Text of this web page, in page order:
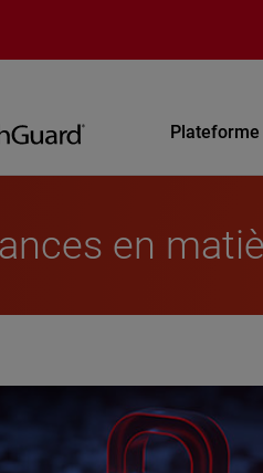
Plateforme
en